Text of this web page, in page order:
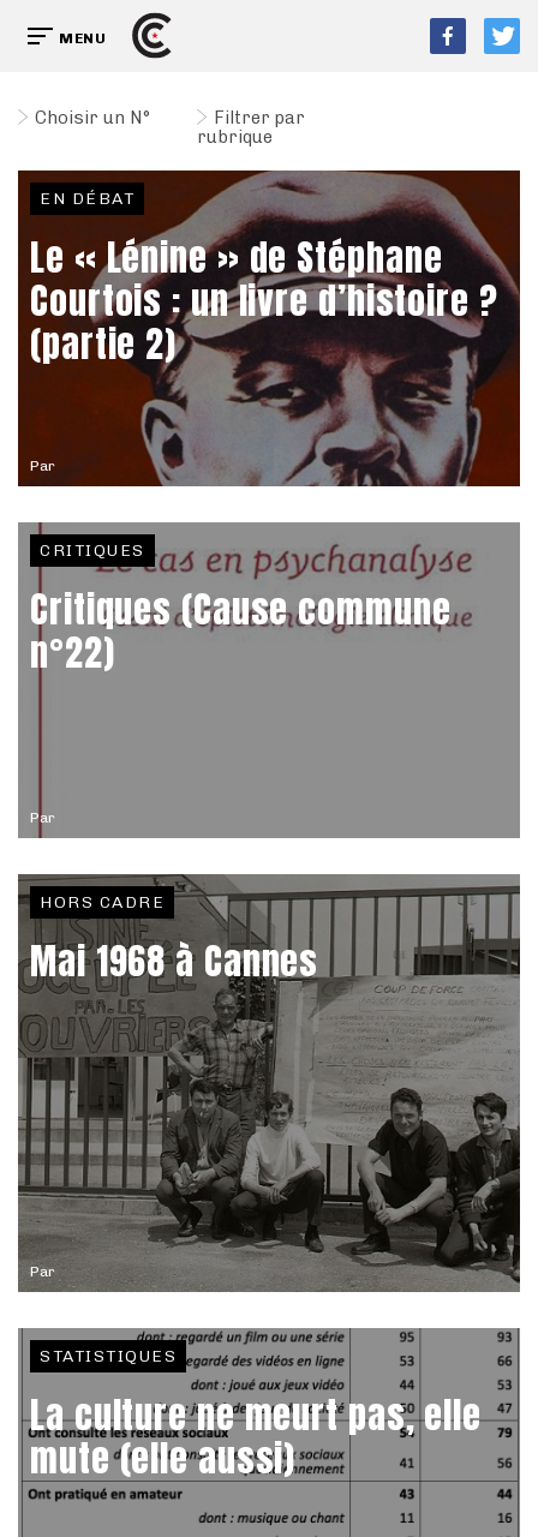
MENU
Choisir un N°
Filtrer par
rubrique
Par
EN DÉBAT
Le « Lénine » de Stéphane
Courtois : un livre d’histoire ?
(partie 2)
Par
CRITIQUES
Critiques (Cause commune
n°22)
Par
HORS CADRE
Mai 1968 à Cannes
STATISTIQUES
La culture ne meurt pas, elle
mute (elle aussi)